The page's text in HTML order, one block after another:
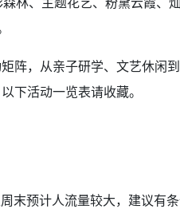
林、主题花艺、粉黛云霞、
阵，从亲子研学、文艺休闲
下活动一览表请收藏。
末预计人流量较大，建议有